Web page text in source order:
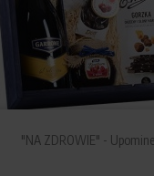
"NA ZDROWIE" -
